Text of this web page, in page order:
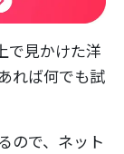
で見かけた洋
れば何でも試
ので、ネット